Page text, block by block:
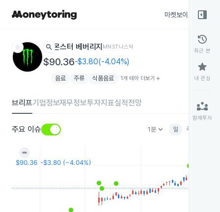
마켓보이스
star search 몬스터 베버리지 MNST나스닥
$90.36-$3.80(-4.04%)
음료 주류 식품음료 1개 테마 더보기 add
브리프기업정보재무정보투자지표실적전망
주요 이슈 1분keyboard_arrow_down 일 주
right_panel_open
history
최근 본
star
내 관심
partner_exchange
함께투자